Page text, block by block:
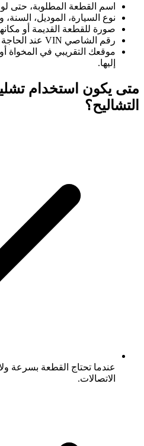
اسم القطعة المطلوبة، حتى
نوع السيارة، الموديل،
صورة للقطعة القديمة أو
رقم الشاصي VIN عند الحاجة لتأكيد التوافق.
موقعك التقريبي في المخواة
إليها.
متى يكون استخدام
التشاليح؟
عندما تحتاج القطعة بسرعة
الاتصالات.